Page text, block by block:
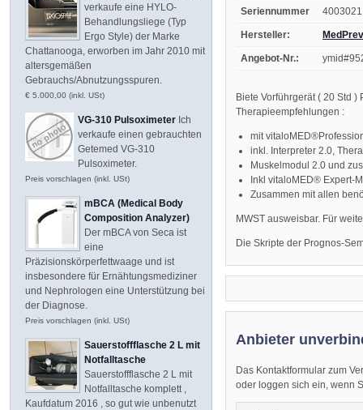
Seriennummer 4003021
Hersteller:
Angebot-Nr.:
Biete Vorführgerät ( 20 Std
Therapieempfehlungen :
mit
inkl. Interpreter 2.0,
Muskelmodul 2.0 und
Inkl vitaloMED® Expert-
Zusammen mit allen
MWST ausweisbar. Für
Die Skripte der Prognos-
Anbieter
Das Kontaktformular zum
oder loggen sich ein, wenn
verkaufe eine HYLO-
Behandlungsliege (Typ
Ergo Style) der Marke
Chattanooga, erworben im Jahr 2010 mit
altersgemäßen
Gebrauchs/Abnutzungsspuren.
€ 5.000,00 (inkl. USt)
VG-310 Pulsoximeter Ich
verkaufe einen gebrauchten
Getemed VG-310
Pulsoximeter.
Preis vorschlagen (inkl. USt)
mBCA (Medical Body
Composition Analyzer)
Der mBCA von Seca ist
eine
Präzisionskörperfettwaage und ist
insbesondere für Ernähtungsmediziner
und Nephrologen eine Unterstützung bei
der Diagnose.
Preis vorschlagen (inkl. USt)
Sauerstoffflasche 2 L mit
Notfalltasche
Sauerstoffflasche 2 L mit
Notfalltasche komplett ,
Kaufdatum 2016 , so gut wie unbenutzt